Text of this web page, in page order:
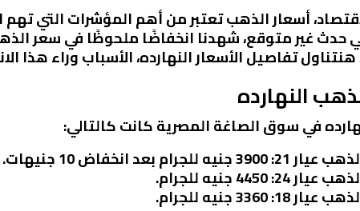
أسعار الذهب تعتبر من أهم المؤشرات التي
هنتناول تفاصيل الأسعار النهارده، الأسباب وراء هذا
النهارده
في سوق الصاغة المصرية كانت كالتالي:
عيار 21
: 3900 جنيه للجرام بعد انخفاض 10 جنيهات.
عيار 24 : 4450 جنيه للجرام.
عيار 18
: 3360 جنيه للجرام.